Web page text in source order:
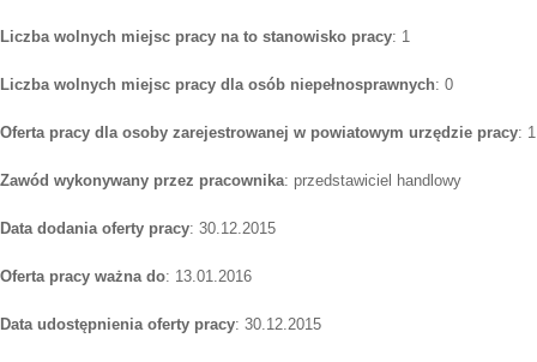
Liczba wolnych miejsc pracy na to stanowisko pracy: 1
Liczba wolnych miejsc pracy dla osób niepełnosprawnych: 0
Oferta pracy dla osoby zarejestrowanej w powiatowym urzędzie pracy: 1
Zawód wykonywany przez pracownika: przedstawiciel handlowy
Data dodania oferty pracy: 30.12.2015
Oferta pracy ważna do: 13.01.2016
Data udostępnienia oferty pracy: 30.12.2015